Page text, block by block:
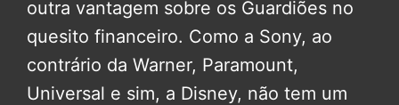
outra vantagem sobre os Guardiões no
quesito financeiro. Como a Sony, ao
contrário da Warner, Paramount,
Universal e sim, a Disney, não tem um